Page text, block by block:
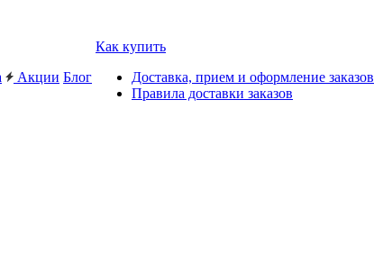
Акции Блог
Как купить
Доставка, прием и оформление заказов
Правила доставки заказов